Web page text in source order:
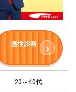
適性診断
20～40代